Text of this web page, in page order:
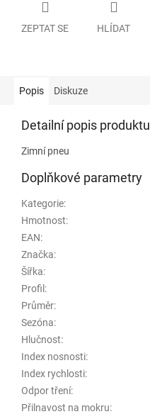
ZEPTAT SE HLÍDAT
Popis Diskuze
Detailní popis produktu
Zimní pneu
Doplňkové parametry
Kategorie:
Hmotnost:
EAN:
Značka:
Šířka:
Profil :
Průměr:
Sezóna:
Hlučnost:
Index nosnosti:
Index rychlosti:
Odpor tření:
Přilnavost na mokru: